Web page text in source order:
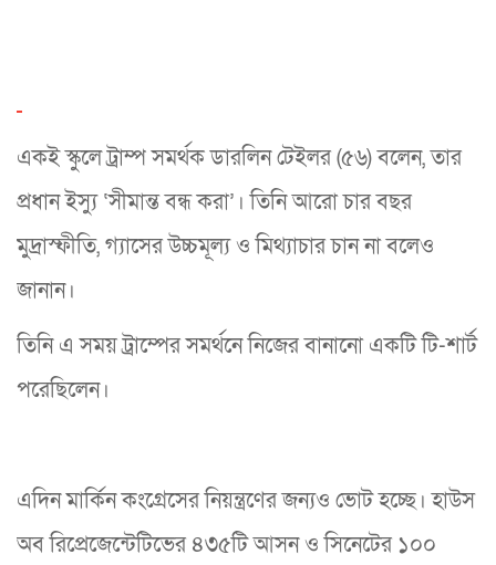
একই স্কুলে ট্রাম্প সমর্থক ডারলিন টেইলর (৫৬) বলেন, তার
প্রধান ইস্যু ‘সীমান্ত বন্ধ করা’। তিনি আরো চার বছর
মুদ্রাস্ফীতি, গ্যাসের উচ্চমূল্য ও মিথ্যাচার চান না বলেও
জানান।
তিনি এ সময় ট্রাম্পের সমর্থনে নিজের বানানো একটি টি-শার্ট
পরেছিলেন।
এদিন মার্কিন কংগ্রেসের নিয়ন্ত্রণের জন্যও ভোট হচ্ছে। হাউস
অব রিপ্রেজেন্টেটিভের ৪৩৫টি আসন ও সিনেটের ১০০